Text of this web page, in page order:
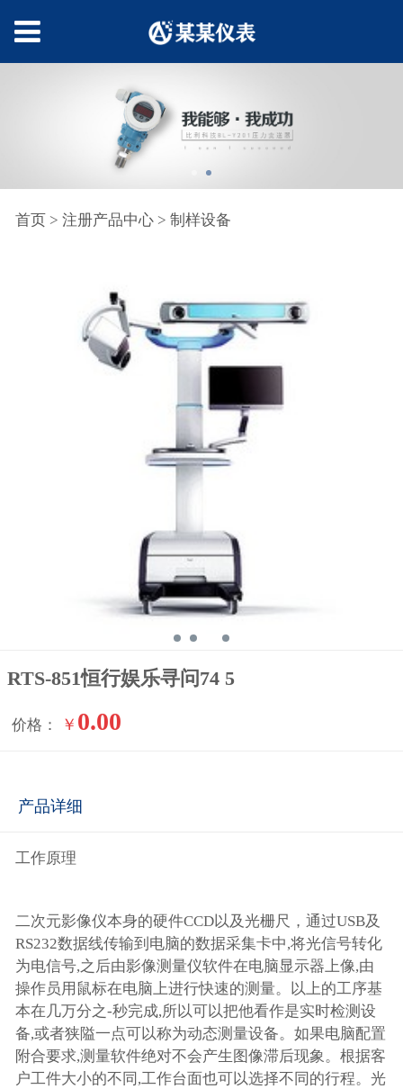
首页 > 注册产品中心> 制样设备
RTS-851恒行娱乐寻问74 5
价格： ￥ 0.00
产品详细
工作原理
二次元影像仪本身的硬件CCD以及光栅尺，通过USB及
RS232数据线传输到电脑的数据采集卡中,将光信号转化
为电信号,之后由影像测量仪软件在电脑显示器上像,由
操作员用鼠标在电脑上进行快速的测量。以上的工序基
本在几万分之-秒完成,所以可以把他看作是实时检测设
备,或者狭隘一点可以称为动态测量设备。如果电脑配置
附合要求,测量软件绝对不会产生图像滞后现象。根据客
户工件大小的不同,工作台面也可以选择不同的行程。光